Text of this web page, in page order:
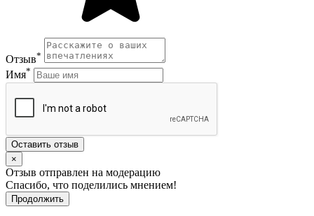
Отзыв*
Имя*
Оставить отзыв
×
Отзыв отправлен на модерацию
Спасибо, что поделились мнением!
Продолжить